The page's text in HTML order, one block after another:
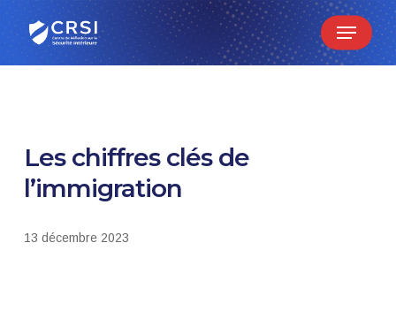
Skip
to
main
Menu
Les chiffres clés de
l’immigration
13 décembre 2023